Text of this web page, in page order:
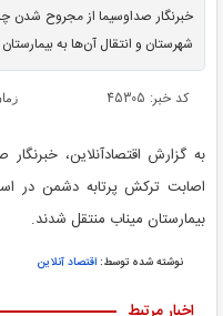
خبرنگار صداوسیما از مجروح شدن
شهرستان و انتقال آن‌ها به
کد خبر: 45305 زمان
به گزارش اقتصادآنلاین،
اصابت ترکش پرتابه دشمن در
بیمارستان میناب منتقل شدند.
نوشته شده توسط:اقتصاد آنلاین